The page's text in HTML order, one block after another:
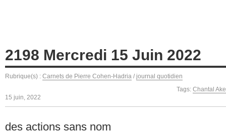
2198 Mercredi 15 Juin 2022
Rubrique(s) : Carnets de Pierre Cohen-Hadria / journal quotidien
Tags: Chantal
15 juin, 2022
des actions sans nom